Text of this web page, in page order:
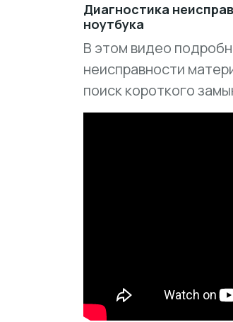
Диагностика
ноутбука
В этом видео
неисправности
поиск короткого